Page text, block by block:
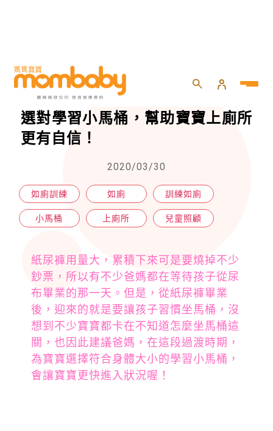
HOME > 兒童 >兒童照顧 選對學習小馬桶，幫助寶寶上廁所更有自信！
選對學習小馬桶，幫助寶寶上廁所
更有自信！
2020/03/30
如廁訓練 如廁 訓練如廁
小馬桶 上廁所 兒童照顧
紙尿褲用量大，累積下來可是要燒掉不少
鈔票，所以有不少爸媽都在等待孩子從尿
布畢業的那一天。但是，從紙尿褲畢業
後，迎來的就是要讓孩子習慣坐馬桶，沒
想到不少寶寶都卡在不知道怎麼坐馬桶這
關，也因此建議爸媽，在這段過渡時期，
為寶寶選擇符合身體大小的學習小馬桶，
會讓寶寶更快進入狀況喔！